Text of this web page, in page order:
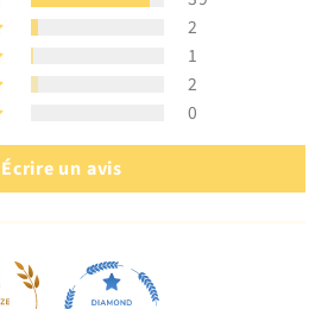
2
1
2
0
Écrire un avis